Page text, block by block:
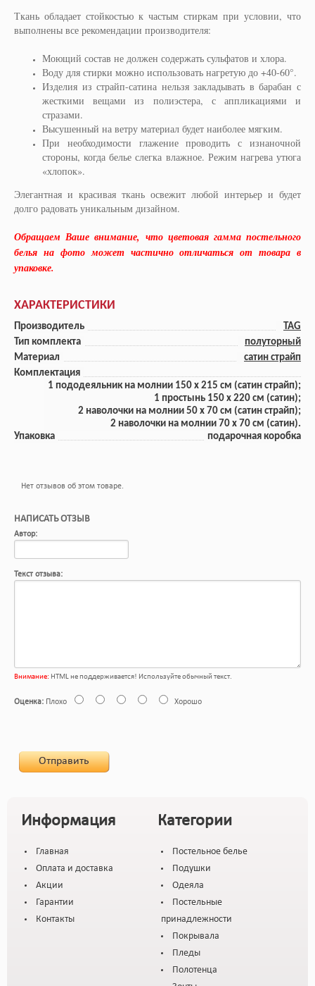
Ткань обладает стойкостью к частым стиркам при условии, что
выполнены все рекомендации производителя:
Моющий состав не должен содержать сульфатов и хлора.
Воду для стирки можно использовать нагретую до +40-60°.
Изделия из страйп-сатина нельзя закладывать в барабан с
жесткими вещами из полиэстера, с аппликациями и
стразами.
Высушенный на ветру материал будет наиболее мягким.
При необходимости глажение проводить с изнаночной
стороны, когда белье слегка влажное. Режим нагрева утюга
«хлопок».
Элегантная и красивая ткань освежит любой интерьер и будет
долго радовать уникальным дизайном.
Обращаем Ваше внимание, что цветовая гамма постельного
белья на фото может частично отличаться от товара в
упаковке.
ХАРАКТЕРИСТИКИ
Производитель
TAG
Тип комплекта
полуторный
Материал
сатин страйп
Комплектация
1 пододеяльник на молнии 150 x 215 см (сатин страйп);
1 прoстынь 150 x 220 см (сатин);
2 наволочки на молнии 50 x 70 см (сатин страйп);
2 наволочки на молнии 70 x 70 см (сатин).
Упаковка
подарочная коробка
Нет отзывов об этом товаре.
НАПИСАТЬ ОТЗЫВ
Автор:
Текст отзыва:
Внимание: HTML не поддерживается! Используйте обычный текст.
Оценка: Плохо Хорошо
Отправить
Информация
Главная
Оплата и доставка
Акции
Гарантии
Контакты
Категории
Постельное белье
Подушки
Одеяла
Постельные
принадлежности
Покрывала
Пледы
Полотенца